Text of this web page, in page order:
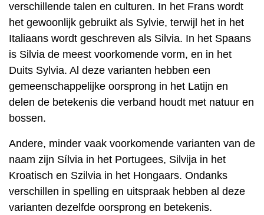
verschillende talen en culturen. In het Frans wordt
het gewoonlijk gebruikt als Sylvie, terwijl het in het
Italiaans wordt geschreven als Silvia. In het Spaans
is Silvia de meest voorkomende vorm, en in het
Duits Sylvia. Al deze varianten hebben een
gemeenschappelijke oorsprong in het Latijn en
delen de betekenis die verband houdt met natuur en
bossen.
Andere, minder vaak voorkomende varianten van de
naam zijn Sílvia in het Portugees, Silvija in het
Kroatisch en Szilvia in het Hongaars. Ondanks
verschillen in spelling en uitspraak hebben al deze
varianten dezelfde oorsprong en betekenis.